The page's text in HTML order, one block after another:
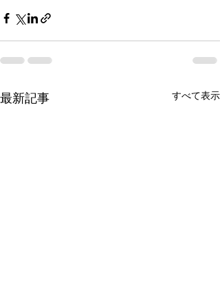
最新記事 すべて表示